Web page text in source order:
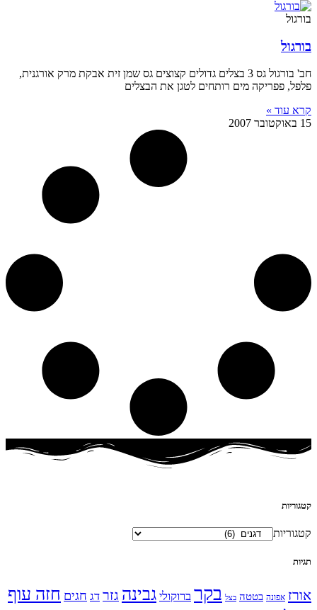
בורגול
בורגול
חב' בורגול גס 3 בצלים גדולים קצוצים גס שמן זית אבקת מרק אורגנית,
פלפל, פפריקה מים רותחים לטגן את הבצלים
קרא עוד »
15 באוקטובר 2007
קטגוריות
קטגוריות
תגיות
אורז אפונה בטטה בצל בקר ברוקולי גבינה גזר דג חגים חזה עוף